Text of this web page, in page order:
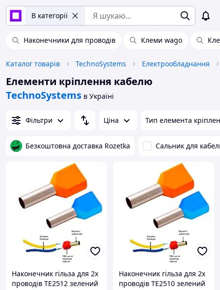
В категорії
Наконечники для проводів Клеми wago
Каталог товарів TechnoSystems Електрообладнання
Елементи кріплення кабелю
TechnoSystems в Україні
Фільтри Ціна Тип елемента
Безкоштовна доставка Rozetka Сальник для
Наконечник гільза для 2х
проводів TE2512 зелений
Наконечник гільза для 2х
проводів TE2510 зелений